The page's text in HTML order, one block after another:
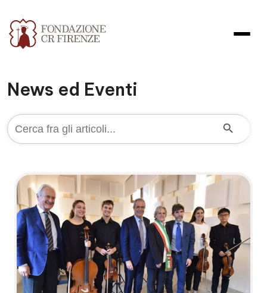
News ed Eventi
Search
for:
Search Button